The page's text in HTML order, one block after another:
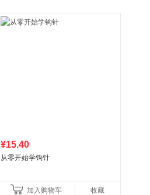
¥15.40
从零开始学钩针
加入购物车 收藏